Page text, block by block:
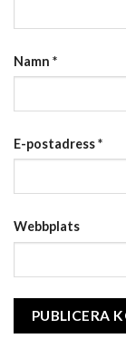
Namn *
E-postadress*
Webbplats